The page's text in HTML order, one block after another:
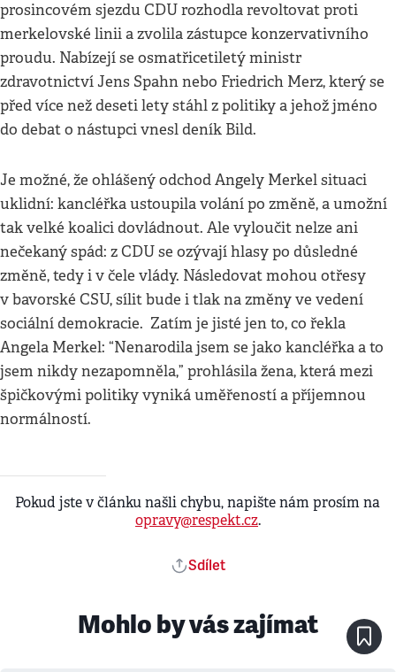
prosincovém sjezdu CDU rozhodla revoltovat proti
merkelovské linii a zvolila zástupce konzervativního
proudu. Nabízejí se osmatřicetiletý ministr
zdravotnictví Jens Spahn nebo Friedrich Merz, který se
před více než deseti lety stáhl z politiky a jehož jméno
do debat o nástupci vnesl deník Bild.
Je možné, že ohlášený odchod Angely Merkel situaci
uklidní: kancléřka ustoupila volání po změně, a umožní
tak velké koalici dovládnout. Ale vyloučit nelze ani
nečekaný spád: z CDU se ozývají hlasy po důsledné
změně, tedy i v čele vlády. Následovat mohou otřesy
v bavorské CSU, sílit bude i tlak na změny ve vedení
sociální demokracie. Zatím je jisté jen to, co řekla
Angela Merkel: “Nenarodila jsem se jako kancléřka a to
jsem nikdy nezapomněla,” prohlásila žena, která mezi
špičkovými politiky vyniká uměřeností a příjemnou
normálností.
Pokud jste v článku našli chybu, napište nám prosím na
opravy@respekt.cz.
Sdílet
Mohlo by vás zajímat